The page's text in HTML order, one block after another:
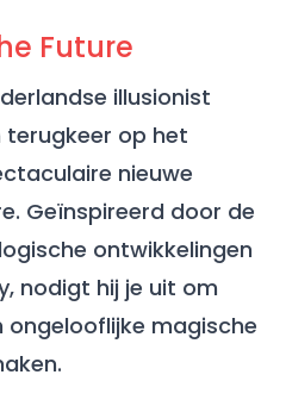
Future
illusionist
terugkeer op het
nieuwe
Geïnspireerd door de
ontwikkelingen
nodigt hij je uit om
magische